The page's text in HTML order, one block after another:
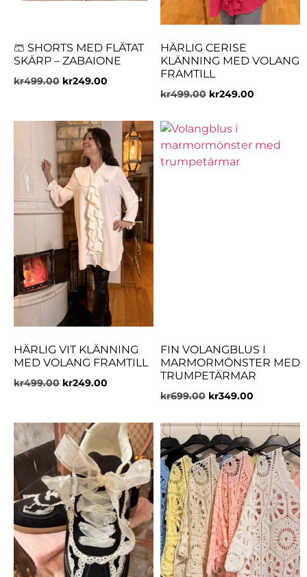
🩳 SHORTS MED FLÄTAT
SKÄRP – ZABAIONE
kr499.00 kr249.00
HÄRLIG CERISE
KLÄNNING MED VOLANG
FRAMTILL
kr499.00 kr249.00
HÄRLIG VIT KLÄNNING
MED VOLANG FRAMTILL
kr499.00 kr249.00
FIN VOLANGBLUS I
MARMORMÖNSTER MED
TRUMPETÄRMAR
kr699.00 kr349.00